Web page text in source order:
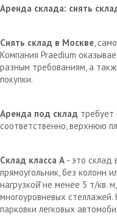
Аренда склада: снять
Снять склад в Москве,
Компания Praedium
разным требованиям, а
покупки.
Аренда под склад
соответственно, верхнюю
Склад класса А - это склад
прямоугольник, без
нагрузкой̆ не менее 5 т/кв.
многоуровневых
парковки легковых